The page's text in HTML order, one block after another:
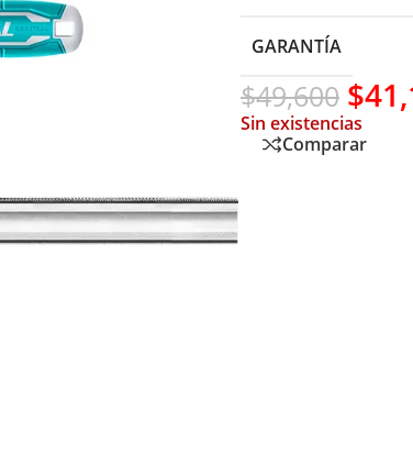
GARANTÍA
$49,600 $
Sin existencias
Comparar